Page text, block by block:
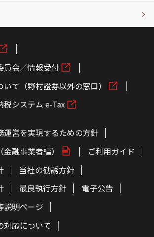
員会／情報受付
て（野村證券以外の窓口）
税システム e-Tax
運営を実現するための方針
融事業者編）
ご利用ガイド
当社の勧誘方針
最良執行方針
電子公告
説明ページ
対応について